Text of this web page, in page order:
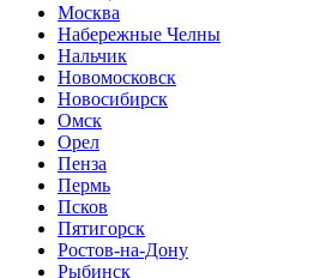
Москва
Набережные Челны
Нальчик
Новомосковск
Новосибирск
Омск
Орел
Пенза
Пермь
Псков
Пятигорск
Ростов-на-Дону
Рыбинск